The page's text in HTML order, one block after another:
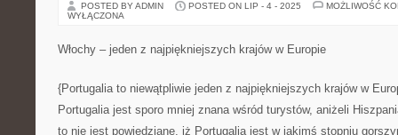
POSTED BY ADMIN POSTED ON LIP - 4 - 2025
MOŻLIWOŚĆ
WYŁĄCZONA
Włochy – jeden z najpiękniejszych krajów w Europie
{Portugalia to niewątpliwie jeden z najpiękniejszych krajów w
Portugalia jest sporo mniej znana wśród turystów, aniżeli
to nie jest powiedziane, iż Portugalia jest w jakimś stopniu